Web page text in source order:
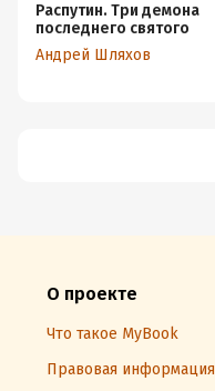
Распутин. Три демона
последнего святого
Андрей Шляхов
О проекте
Что такое MyBook
Правовая информация